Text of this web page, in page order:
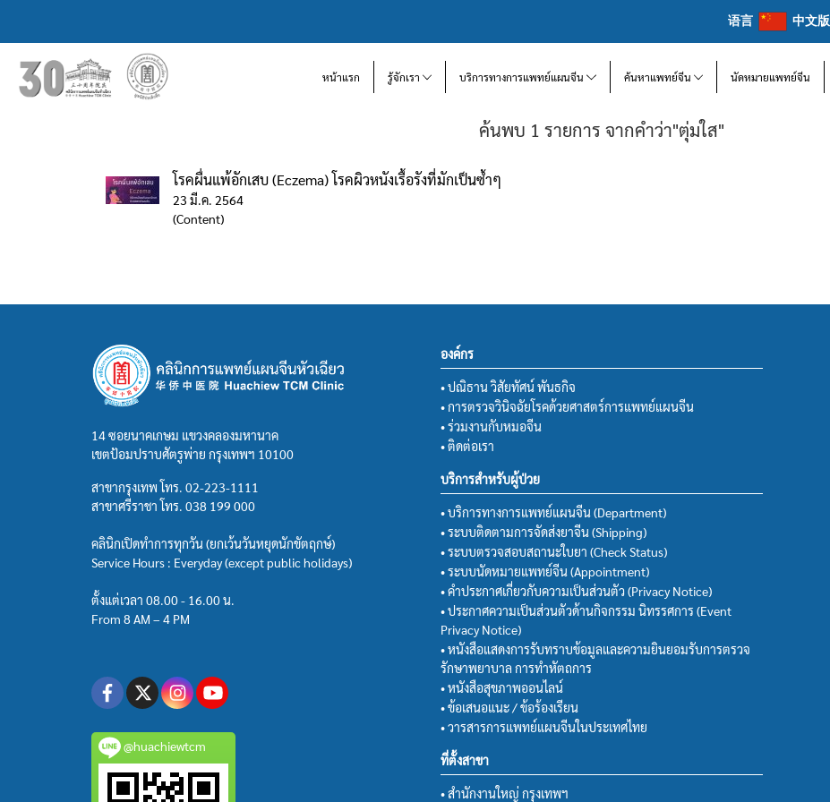
语言 中文版
หน้าแรก รู้จักเรา บริการทางการแพทย์แผนจีน ค้นหาแพทย์จีน นัดหมายแพทย์จีน
ค้นพบ 1 รายการ จากคำว่า"ตุ่มใส"
โรคผื่นแพ้อักเสบ (Eczema) โรคผิวหนังเรื้อรังที่มักเป็นซ้ำๆ
23 มี.ค. 2564
(Content)
14 ซอยนาคเกษม แขวงคลองมหานาค
เขตป้อมปราบศัตรูพ่าย กรุงเทพฯ 10100
สาขากรุงเทพ โทร. 02-223-1111
สาขาศรีราชา โทร. 038 199 000
คลินิกเปิดทำการทุกวัน (ยกเว้นวันหยุดนักขัตฤกษ์)
Service Hours : Everyday (except public holidays)
ตั้งแต่เวลา 08.00 - 16.00 น.
From 8 AM – 4 PM
@huachiewtcm
องค์กร
• ปณิธาน วิสัยทัศน์ พันธกิจ
• การตรวจวินิจฉัยโรคด้วยศาสตร์การแพทย์แผนจีน
• ร่วมงานกับหมอจีน
• ติดต่อเรา
บริการสำหรับผู้ป่วย
• บริการทางการแพทย์แผนจีน (Department)
• ระบบติดตามการจัดส่งยาจีน (Shipping)
• ระบบตรวจสอบสถานะใบยา (Check Status)
• ระบบนัดหมายแพทย์จีน (Appointment)
• คำประกาศเกี่ยวกับความเป็นส่วนตัว (Privacy Notice)
• ประกาศความเป็นส่วนตัวด้านกิจกรรม นิทรรศการ (Event
Privacy Notice)
• หนังสือแสดงการรับทราบข้อมูลและความยินยอมรับการตรวจ
รักษาพยาบาล การทำหัตถการ
• หนังสือสุขภาพออนไลน์
• ข้อเสนอแนะ / ข้อร้องเรียน
• วารสารการแพทย์แผนจีนในประเทศไทย
ที่ตั้งสาขา
• สำนักงานใหญ่ กรุงเทพฯ